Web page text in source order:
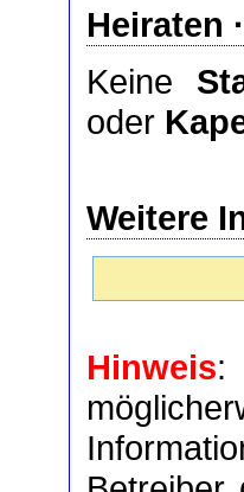
Heiraten
Keine
oder
Weitere
Hinweis: